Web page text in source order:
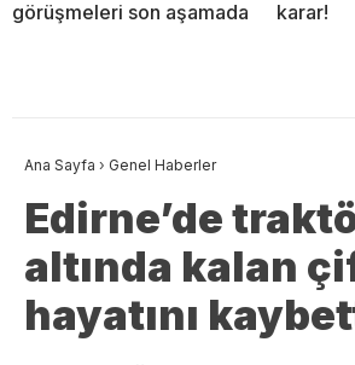
görüşmeleri son aşamada
karar!
Ana Sayfa › Genel Haberler
Edirne’de
altında kalan
hayatını